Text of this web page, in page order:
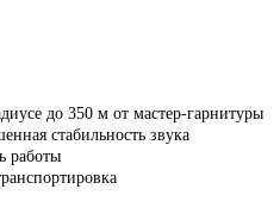
до 350 м от мастер-гарнитуры
стабильность звука
работы